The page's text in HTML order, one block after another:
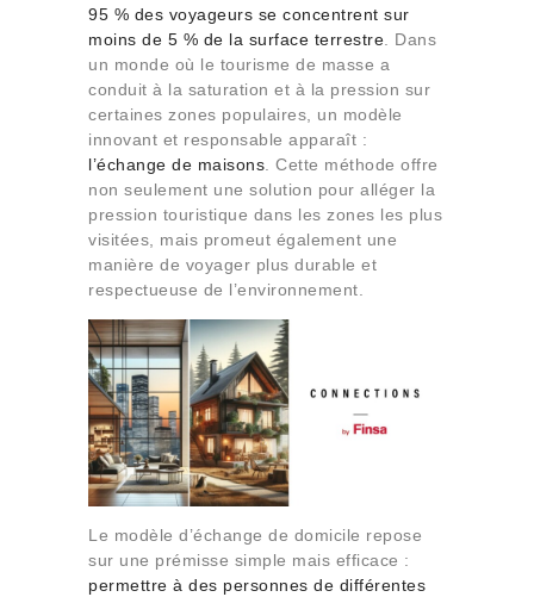
Collaborations
Qui sommes-nous
Contact
95 % des voyageurs se concentrent sur
moins de 5 % de la surface terrestre . Dans
un monde où le tourisme de masse a
conduit à la saturation et à la pression sur
certaines zones populaires, un modèle
innovant et responsable apparaît :
l’échange de maisons . Cette méthode offre
non seulement une solution pour alléger la
pression touristique dans les zones les plus
visitées, mais promeut également une
manière de voyager plus durable et
respectueuse de l’environnement.
Le modèle d’échange de domicile repose
sur une prémisse simple mais efficace :
permettre à des personnes de différentes